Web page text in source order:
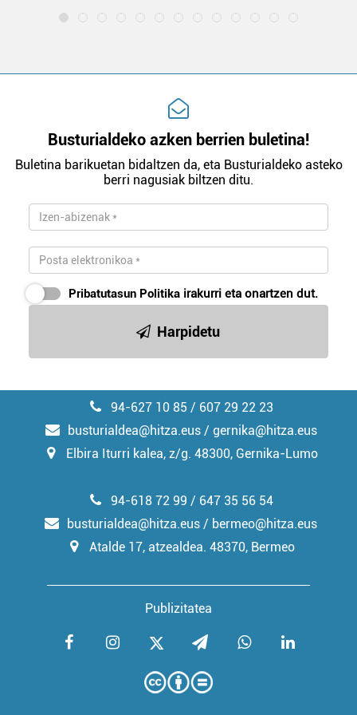
Busturialdeko azken berrien buletina!
Buletina barikuetan bidaltzen da, eta Busturialdeko asteko
berri nagusiak biltzen ditu.
Pribatutasun Politika irakurri eta onartzen dut.
Harpidetu
94-627 10 85 / 607 29 22 23
busturialdea@hitza.eus / gernika@hitza.eus
Elbira Iturri kalea, z/g. 48300, Gernika-Lumo
Publizitatea
94-618 72 99 / 647 35 56 54
busturialdea@hitza.eus / bermeo@hitza.eus
Atalde 17, atzealdea. 48370, Bermeo